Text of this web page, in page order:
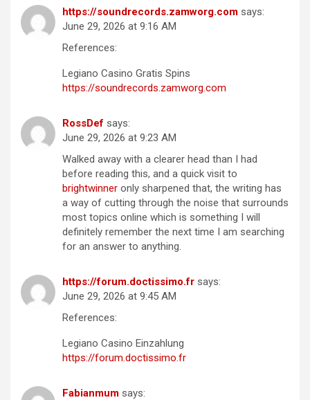
https://soundrecords.zamworg.com says:
June 29, 2026 at 9:16 AM
References:
Legiano Casino Gratis Spins
https://soundrecords.zamworg.com
RossDef says:
June 29, 2026 at 9:23 AM
Walked away with a clearer head than I had
before reading this, and a quick visit to
brightwinner only sharpened that, the writing has
a way of cutting through the noise that surrounds
most topics online which is something I will
definitely remember the next time I am searching
for an answer to anything.
https://forum.doctissimo.fr says:
June 29, 2026 at 9:45 AM
References:
Legiano Casino Einzahlung
https://forum.doctissimo.fr
Fabianmum says: